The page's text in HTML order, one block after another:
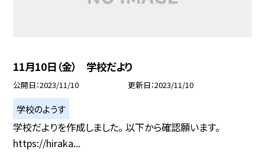
11月10日（金） 学校だより
公開日 2023/11/10 更新日 2023/11/10
学校のようす
学校だよりを作成しました。 以下から確認願います。
https://hiraka...